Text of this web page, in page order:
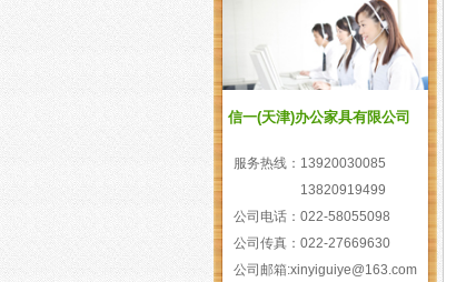
信一(天津)办公家具有限公司
服务热线： 13920030085
13820919499
公司电话： 022-58055098
公司传真： 022-27669630
公司邮箱:xinyiguiye@163.com